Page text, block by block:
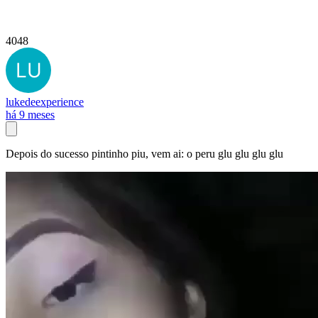
4048
lukedeexperience
há 9 meses
Depois do sucesso pintinho piu, vem ai: o peru glu glu glu glu